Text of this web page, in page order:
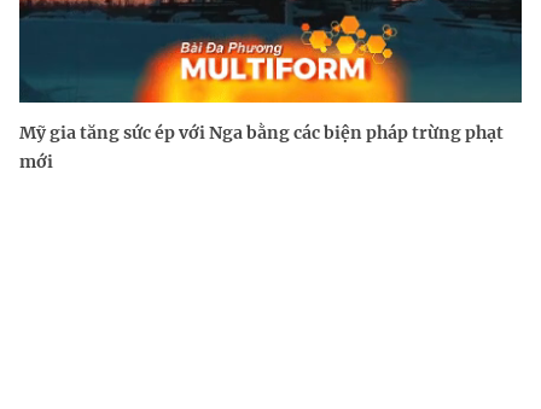
Mỹ gia tăng sức ép với Nga bằng các biện pháp trừng phạt
mới